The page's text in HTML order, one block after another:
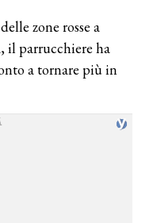
zone rosse a
il parrucchiere ha
a tornare più in